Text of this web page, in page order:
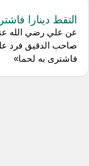
التقط دينارا
عن علي رضي الله
صاحب الدقيق فرد
فاشترى به لحما»